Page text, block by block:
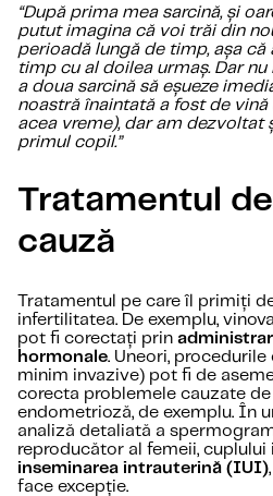
“După prima mea sarcină, și
putut imagina că voi trăi din
perioadă lungă de timp, așa
timp cu al doilea urmaș. Dar
a doua sarcină să eșueze
noastră înaintată a fost de vină
acea vreme), dar am dezvoltat
primul copil.”
Tratamentul
cauză
Tratamentul pe care îl primiți
infertilitatea. De exemplu,
pot fi corectați prin
hormonale. Uneori,
minim invazive) pot fi de
corecta problemele cauzate
endometrioză, de exemplu. În
analiză detaliată a
reproducător al femeii, cuplului
inseminarea intrauterină (IUI)
face excepție.